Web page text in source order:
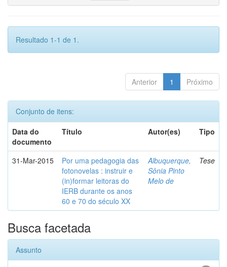
Resultado 1-1 de 1.
Anterior 1 Próximo
Conjunto de itens:
Data do
documento
Título Autor(es) Tipo
31-Mar-2015
Por uma pedagogia das
fotonovelas : instruir e
(in)formar leitoras do
IERB durante os anos
60 e 70 do século XX
Albuquerque,
Sônia Pinto
Melo de
Tese
Busca facetada
Assunto